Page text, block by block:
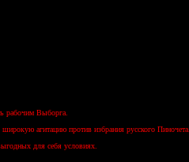
рабочим Выборга.
агитацию против избрания русского Пиночета.
для себя условиях.